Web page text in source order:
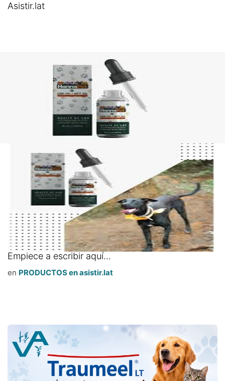
Asistir.lat
Empiece a escribir aquí...
en PRODUCTOS en asistir.lat